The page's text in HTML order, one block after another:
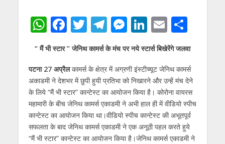
W
h
at
s
A
p
p
F
ac
e
b
o
o
k
T
w
itt
er
T
el
e
gr
a
m
M
e
ss
e
n
g
er
Li
n
k
e
dI
n
E
m
ai
l
S
h
ar
e
“ मैं भी स्टार ” जेनिथ कामर्स के मंच पर नये स्टार्स बिखेरेंगे जलवा
पटना 27 अप्रैलकामर्स के क्षेत्र में अग्रणी इंस्टीच्यूट जेनिथ कामर्स
अकाडमी ने देशभर में छुपी हुयी प्रतिभा को निखारने और उन्हें मंच देने
के लिये “मैं भी स्टार” कान्टेस्ट का आयोजन किया है। कोरोना वायरस
महामारी के बीच जेनिथ कामर्स एकाडमी ने अभी हाल ही में वीडियो स्पीच
कान्टेस्ट का आयोजन किया था।वीडियो स्पीच कान्टेस्ट की अभूतपूर्व
सफलता के बाद जेनिथ कामर्स एकाडमी ने एक अनूठी पहल करते हुये
“मैं भी स्टार” कान्टेस्ट का आयोजन किया है।जेनिथ कामर्स एकाडमी ने